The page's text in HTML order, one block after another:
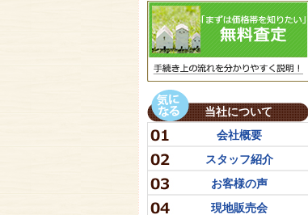
当社について
会社概要
スタッフ紹介
お客様の声
現地販売会